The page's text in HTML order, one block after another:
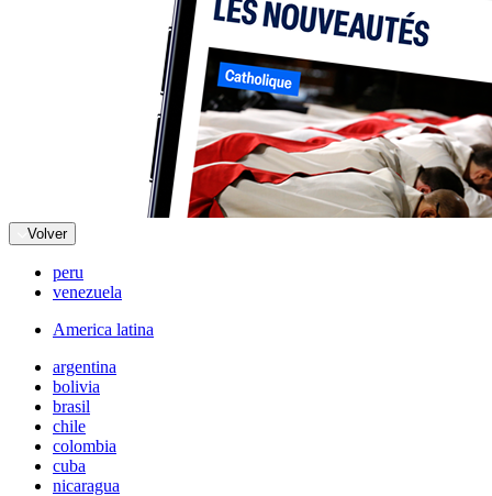
Volver
peru
venezuela
America latina
argentina
bolivia
brasil
chile
colombia
cuba
nicaragua